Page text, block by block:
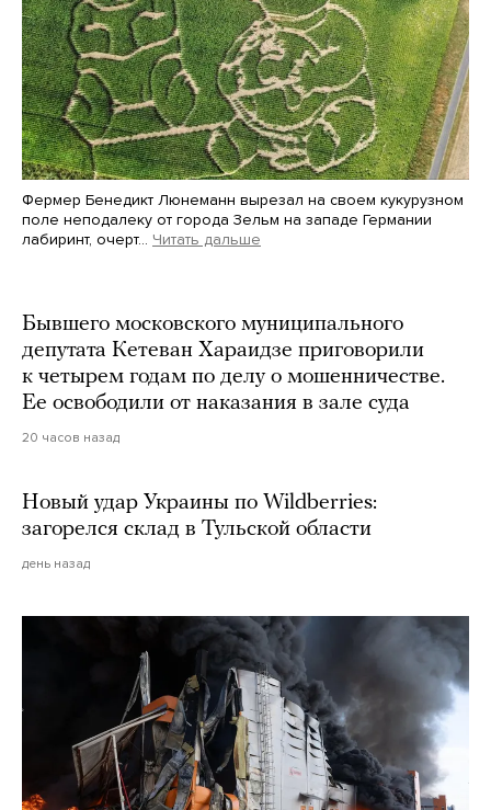
Фермер Бенедикт Люнеманн вырезал на своем кукурузном
поле неподалеку от города Зельм на западе Германии
лабиринт, очерт… Читать дальше
Бывшего московского муниципального
депутата Кетеван Хараидзе приговорили
к четырем годам по делу о мошенничестве.
Ее освободили от наказания в зале суда
20 часов назад
Новый удар Украины по Wildberries:
загорелся склад в Тульской области
день назад